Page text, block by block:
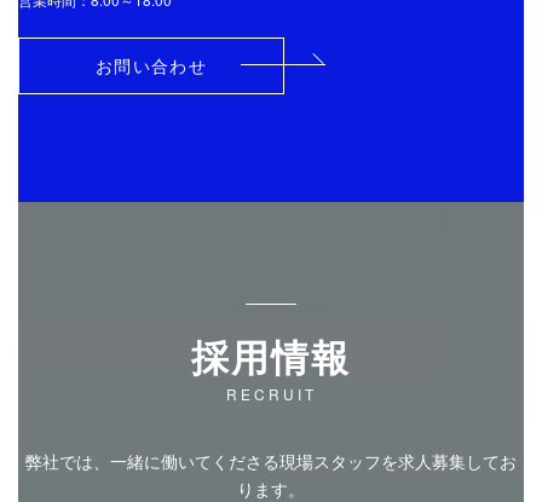
お問い合わせ
採用情報
RECRUIT
弊社では、一緒に働いてくださる現場スタッフを求人募集してお
ります。